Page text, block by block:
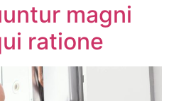
magni
ratione